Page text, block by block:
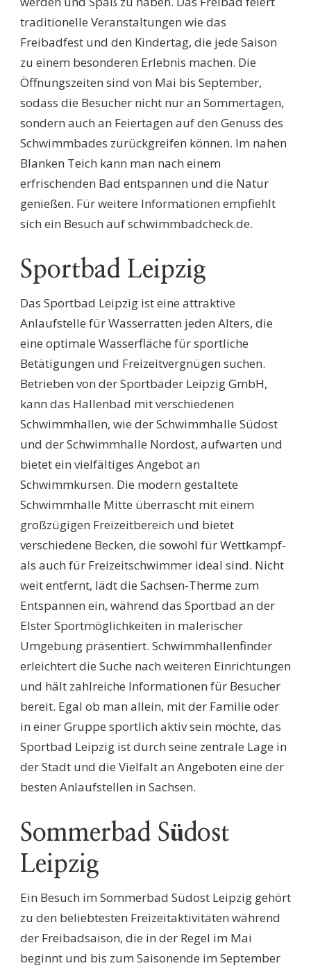
traditionelle Veranstaltungen wie das
Freibadfest und den Kindertag, die jede Saison
zu einem besonderen Erlebnis machen. Die
Öffnungszeiten sind von Mai bis September,
sodass die Besucher nicht nur an Sommertagen,
sondern auch an Feiertagen auf den Genuss des
Schwimmbades zurückgreifen können. Im nahen
Blanken Teich kann man nach einem
erfrischenden Bad entspannen und die Natur
genießen. Für weitere Informationen empfiehlt
sich ein Besuch auf schwimmbadcheck.de.
Sportbad Leipzig
Das Sportbad Leipzig ist eine attraktive
Anlaufstelle für Wasserratten jeden Alters, die
eine optimale Wasserfläche für sportliche
Betätigungen und Freizeitvergnügen suchen.
Betrieben von der Sportbäder Leipzig GmbH,
kann das Hallenbad mit verschiedenen
Schwimmhallen, wie der Schwimmhalle Südost
und der Schwimmhalle Nordost, aufwarten und
bietet ein vielfältiges Angebot an
Schwimmkursen. Die modern gestaltete
Schwimmhalle Mitte überrascht mit einem
großzügigen Freizeitbereich und bietet
verschiedene Becken, die sowohl für Wettkampf-
als auch für Freizeitschwimmer ideal sind. Nicht
weit entfernt, lädt die Sachsen-Therme zum
Entspannen ein, während das Sportbad an der
Elster Sportmöglichkeiten in malerischer
Umgebung präsentiert. Schwimmhallenfinder
erleichtert die Suche nach weiteren Einrichtungen
und hält zahlreiche Informationen für Besucher
bereit. Egal ob man allein, mit der Familie oder
in einer Gruppe sportlich aktiv sein möchte, das
Sportbad Leipzig ist durch seine zentrale Lage in
der Stadt und die Vielfalt an Angeboten eine der
besten Anlaufstellen in Sachsen.
Sommerbad Südost
Leipzig
Ein Besuch im Sommerbad Südost Leipzig gehört
zu den beliebtesten Freizeitaktivitäten während
der Freibadsaison, die in der Regel im Mai
beginnt und bis zum Saisonende im September